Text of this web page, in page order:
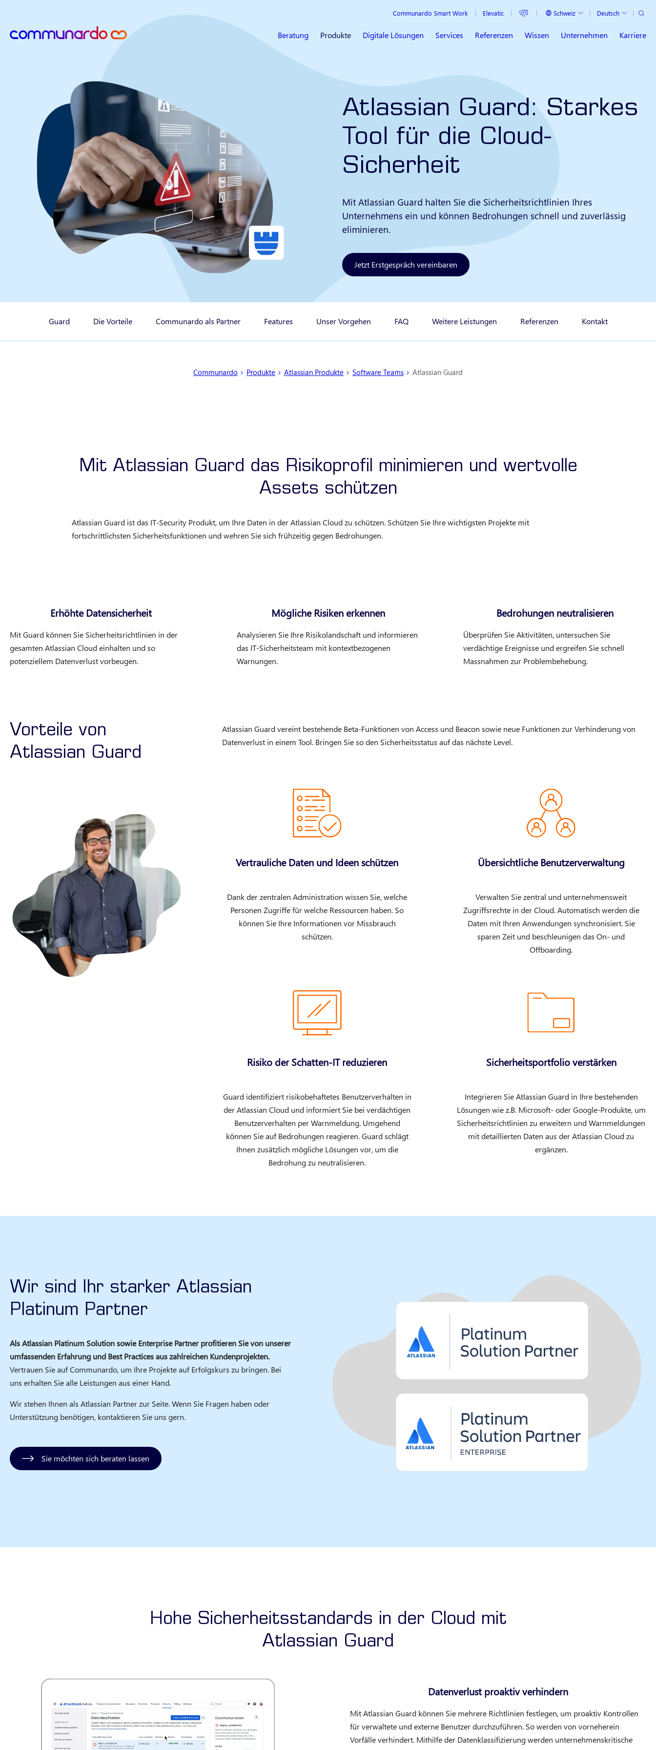
Communardo Smart Work Elevatic Aktuelles Land
Schweiz Aktuelle Sprache
Deutsch Suche
Beratung Produkte Digitale Lösungen Services Referenzen Wissen Unternehmen Karriere
Atlassian Guard: Starkes
Tool für die Cloud-
Sicherheit
Mit Atlassian Guard halten Sie die Sicherheitsrichtlinien Ihres
Unternehmens ein und können Bedrohungen schnell und zuverlässig
eliminieren.
Jetzt Erstgespräch vereinbaren
Guard Die Vorteile Communardo als Partner Features Unser Vorgehen FAQ Weitere Leistungen Referenzen Kontakt
Sie sind hier:
Communardo Produkte Atlassian Produkte Software Teams Atlassian Guard
Mit Atlassian Guard das Risikoprofil minimieren und wertvolle
Assets schützen
Atlassian Guard ist das IT-Security Produkt, um Ihre Daten in der Atlassian Cloud zu schützen. Schützen Sie Ihre wichtigsten Projekte mit
fortschrittlichsten Sicherheitsfunktionen und wehren Sie sich frühzeitig gegen Bedrohungen.
Erhöhte Datensicherheit
Mit Guard können Sie Sicherheitsrichtlinien in der
gesamten Atlassian Cloud einhalten und so
potenziellem Datenverlust vorbeugen.
Mögliche Risiken erkennen
Analysieren Sie Ihre Risikolandschaft und informieren
das IT-Sicherheitsteam mit kontextbezogenen
Warnungen.
Bedrohungen neutralisieren
Überprüfen Sie Aktivitäten, untersuchen Sie
verdächtige Ereignisse und ergreifen Sie schnell
Massnahmen zur Problembehebung.
Vorteile von
Atlassian Guard
Atlassian Guard vereint bestehende Beta-Funktionen von Access und Beacon sowie neue Funktionen zur Verhinderung von
Datenverlust in einem Tool. Bringen Sie so den Sicherheitsstatus auf das nächste Level.
Vertrauliche Daten und Ideen schützen
Dank der zentralen Administration wissen Sie, welche
Personen Zugriffe für welche Ressourcen haben. So
können Sie Ihre Informationen vor Missbrauch
schützen.
Übersichtliche Benutzerverwaltung
Verwalten Sie zentral und unternehmensweit
Zugriffsrechte in der Cloud. Automatisch werden die
Daten mit Ihren Anwendungen synchronisiert. Sie
sparen Zeit und beschleunigen das On- und
Offboarding.
Risiko der Schatten-IT reduzieren
Guard identifiziert risikobehaftetes Benutzerverhalten in
der Atlassian Cloud und informiert Sie bei verdächtigen
Benutzerverhalten per Warnmeldung. Umgehend
können Sie auf Bedrohungen reagieren. Guard schlägt
Ihnen zusätzlich mögliche Lösungen vor, um die
Bedrohung zu neutralisieren.
Sicherheitsportfolio verstärken
Integrieren Sie Atlassian Guard in Ihre bestehenden
Lösungen wie z.B. Microsoft- oder Google-Produkte, um
Sicherheitsrichtlinien zu erweitern und Warnmeldungen
mit detaillierten Daten aus der Atlassian Cloud zu
ergänzen.
Wir sind Ihr starker Atlassian
Platinum Partner
Als Atlassian Platinum Solution sowie Enterprise Partner profitieren Sie von unserer
umfassenden Erfahrung und Best Practices aus zahlreichen Kundenprojekten.
Vertrauen Sie auf Communardo, um Ihre Projekte auf Erfolgskurs zu bringen. Bei
uns erhalten Sie alle Leistungen aus einer Hand.
Wir stehen Ihnen als Atlassian Partner zur Seite. Wenn Sie Fragen haben oder
Unterstützung benötigen, kontaktieren Sie uns gern.
Sie möchten sich beraten lassen
Hohe Sicherheitsstandards in der Cloud mit
Atlassian Guard
Datenverlust proaktiv verhindern
Mit Atlassian Guard können Sie mehrere Richtlinien festlegen, um proaktiv Kontrollen
für verwaltete und externe Benutzer durchzuführen. So werden von vorneherein
Vorfälle verhindert. Mithilfe der Datenklassifizierung werden unternehmenskritische